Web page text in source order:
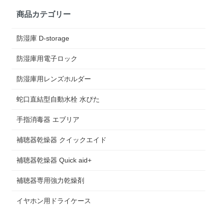
商品カテゴリー
防湿庫 D-storage
防湿庫用電子ロック
防湿庫用レンズホルダー
蛇口直結型自動水栓 水ぴた
手指消毒器 エブリア
補聴器乾燥器 クイックエイド
補聴器乾燥器 Quick aid+
補聴器専用強力乾燥剤
イヤホン用ドライケース